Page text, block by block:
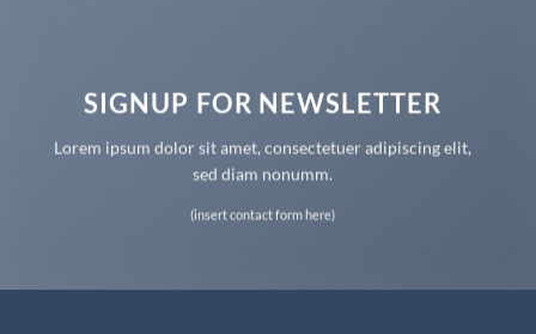
SIGNUP FOR NEWSLETTER
Lorem ipsum dolor sit amet, consectetuer adipiscing elit,
sed diam nonumm.
(insert contact form here)